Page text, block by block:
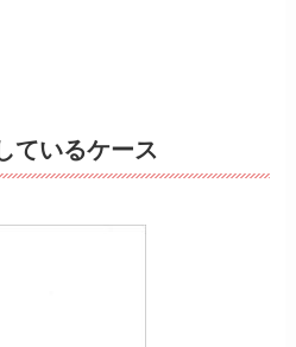
ているケース